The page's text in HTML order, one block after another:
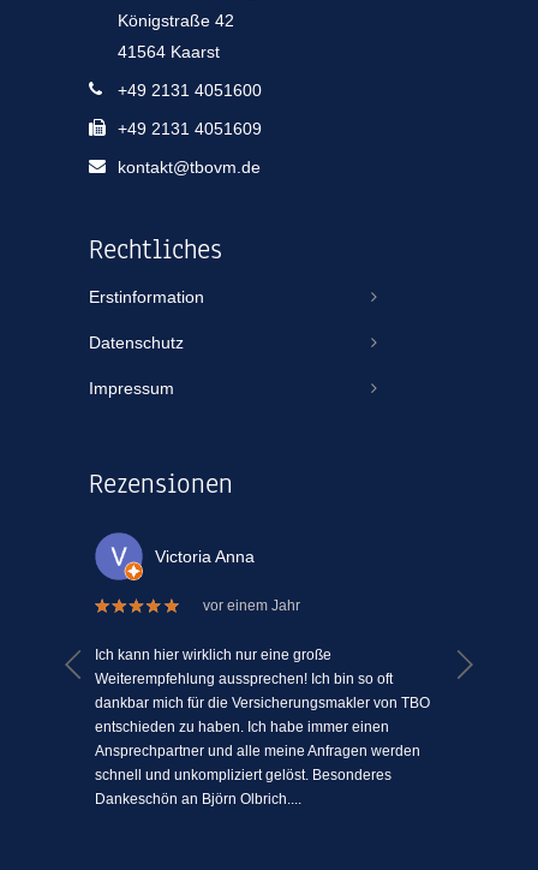
Königstraße 42
41564 Kaarst
+49 2131 4051600
+49 2131 4051609
kontakt@tbovm.de
Rechtliches
Erstinformation
Datenschutz
Impressum
Rezensionen
Victoria Anna
vor einem Jahr
Ich kann hier wirklich nur eine große
Weiterempfehlung aussprechen! Ich bin so oft
dankbar mich für die Versicherungsmakler von TBO
entschieden zu haben. Ich habe immer einen
Ansprechpartner und alle meine Anfragen werden
schnell und unkompliziert gelöst. Besonderes
Dankeschön an Björn Olbrich....